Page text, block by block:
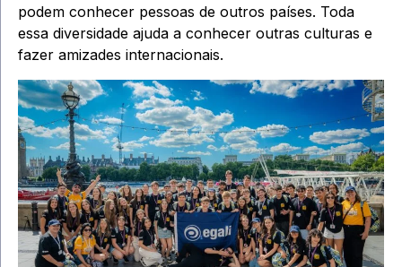
podem conhecer pessoas de outros países. Toda
essa diversidade ajuda a conhecer outras culturas e
fazer amizades internacionais.